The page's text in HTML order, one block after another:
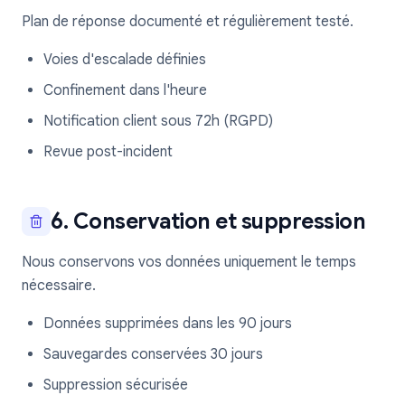
Plan de réponse documenté et régulièrement testé.
Voies d'escalade définies
Confinement dans l'heure
Notification client sous 72h (RGPD)
Revue post-incident
6. Conservation et suppression
Nous conservons vos données uniquement le temps
nécessaire.
Données supprimées dans les 90 jours
Sauvegardes conservées 30 jours
Suppression sécurisée